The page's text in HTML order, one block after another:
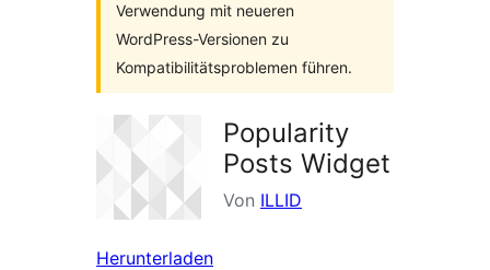
Verwendung mit neueren
WordPress-Versionen zu
Kompatibilitätsproblemen führen.
Popularity
Posts Widget
Von ILLID
Herunterladen